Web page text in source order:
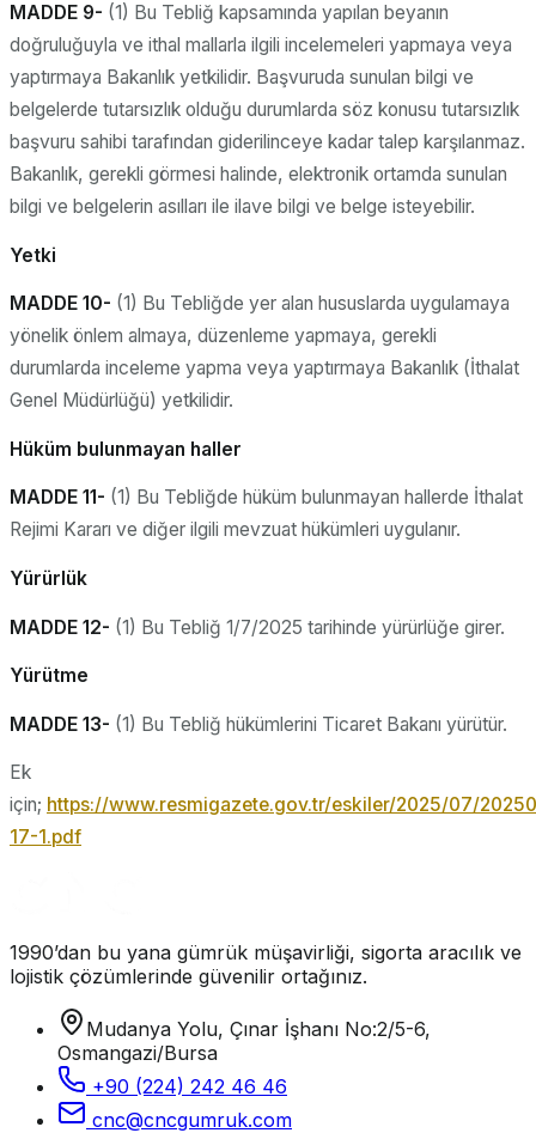
MADDE 9- (1) Bu Tebliğ kapsamında yapılan beyanın
doğruluğuyla ve ithal mallarla ilgili incelemeleri yapmaya veya
yaptırmaya Bakanlık yetkilidir. Başvuruda sunulan bilgi ve
belgelerde tutarsızlık olduğu durumlarda söz konusu tutarsızlık
başvuru sahibi tarafından giderilinceye kadar talep karşılanmaz.
Bakanlık, gerekli görmesi halinde, elektronik ortamda sunulan
bilgi ve belgelerin asılları ile ilave bilgi ve belge isteyebilir.
Yetki
MADDE 10- (1) Bu Tebliğde yer alan hususlarda uygulamaya
yönelik önlem almaya, düzenleme yapmaya, gerekli
durumlarda inceleme yapma veya yaptırmaya Bakanlık (İthalat
Genel Müdürlüğü) yetkilidir.
Hüküm bulunmayan haller
MADDE 11- (1) Bu Tebliğde hüküm bulunmayan hallerde İthalat
Rejimi Kararı ve diğer ilgili mevzuat hükümleri uygulanır.
Yürürlük
MADDE 12- (1) Bu Tebliğ 1/7/2025 tarihinde yürürlüğe girer.
Yürütme
MADDE 13- (1) Bu Tebliğ hükümlerini Ticaret Bakanı yürütür.
Ek
için; https://www.resmigazete.gov.tr/eskiler/2025/07/
17-1.pdf
1990’dan bu yana gümrük müşavirliği, sigorta aracılık ve
lojistik çözümlerinde güvenilir ortağınız.
Mudanya Yolu, Çınar İşhanı No:2/5-6,
Osmangazi/Bursa
+90 (224) 242 46 46
cnc@cncgumruk.com